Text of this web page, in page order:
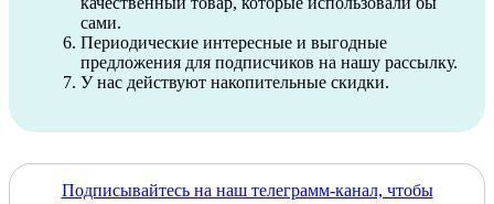
сами.
Периодические интересные и выгодные
предложения для подписчиков на нашу рассылку.
У нас действуют накопительные скидки.
Подписывайтесь на наш телеграмм-канал, чтобы